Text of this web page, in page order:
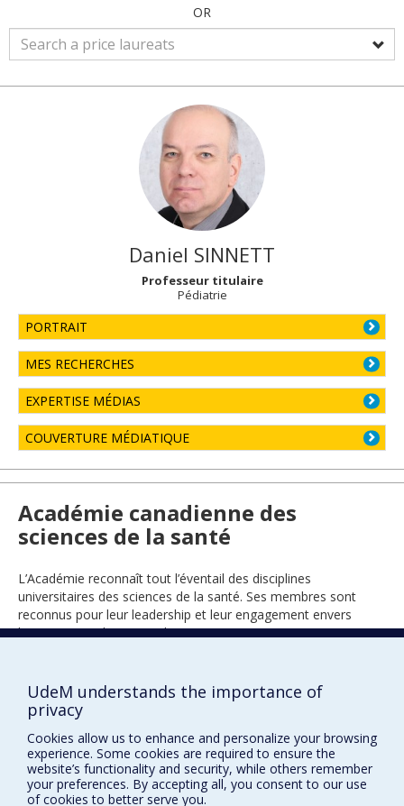
OR
Daniel SINNETT
Professeur titulaire
Pédiatrie
PORTRAIT
MES RECHERCHES
EXPERTISE MÉDIAS
COUVERTURE MÉDIATIQUE
Académie canadienne des
sciences de la santé
L’Académie reconnaît tout l’éventail des disciplines
universitaires des sciences de la santé. Ses membres sont
reconnus pour leur leadership et leur engagement envers
l’avancement de ce grand secteur.
UdeM understands the importance of
privacy
Cookies allow us to enhance and personalize your browsing
experience. Some cookies are required to ensure the
website’s functionality and security, while others remember
your preferences. By accepting all, you consent to our use
of cookies to better serve you.